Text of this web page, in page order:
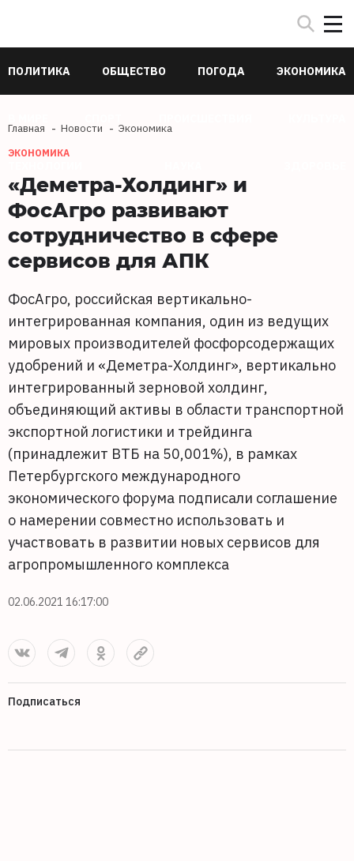
ПОЛИТИКА ОБЩЕСТВО ПОГОДА ЭКОНОМИКА
Главная Новости Экономика
ЭКОНОМИКА
«Деметра-Холдинг» и
ФосАгро развивают
сотрудничество в сфере
сервисов для АПК
ФосАгро, российская вертикально-
интегрированная компания, один из ведущих
мировых производителей фосфорсодержащих
удобрений и «Деметра-Холдинг», вертикально
интегрированный зерновой холдинг,
объединяющий активы в области транспортной
экспортной логистики и трейдинга
(принадлежит ВТБ на 50,001%), в рамках
Петербургского международного
экономического форума подписали соглашение
о намерении совместно использовать и
участвовать в развитии новых сервисов для
агропромышленного комплекса
02.06.2021 16:17:00
Подписаться